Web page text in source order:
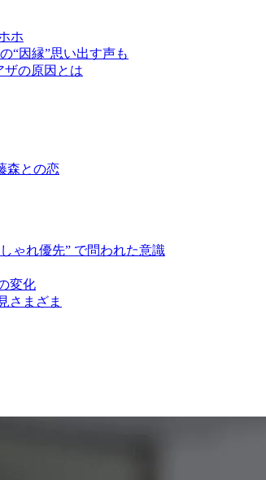
ホ
“因縁”思い出す声も
ザの原因とは
森との恋
ゃれ優先” で問われた意識
変化
さまざま